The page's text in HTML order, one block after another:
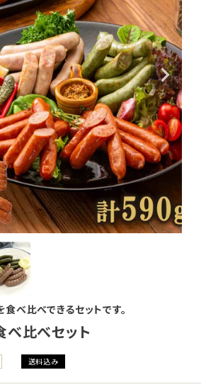
べ比べできるセットです。
べ比べセット
送料込み